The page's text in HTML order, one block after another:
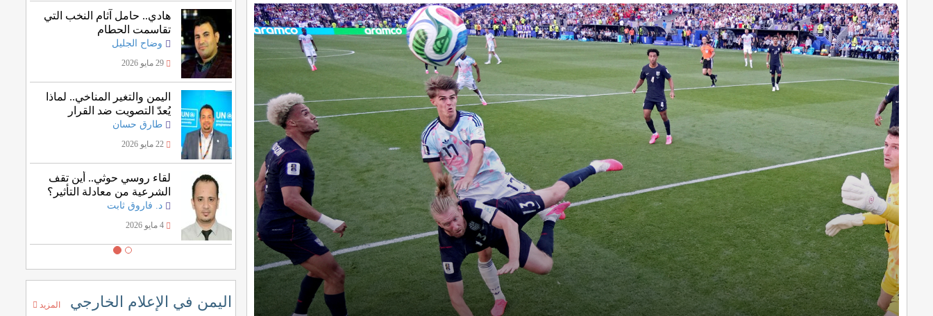
هادي.. حامل آثام النخب التي
تقاسمت الحطام
وضاح الجليل
29 مايو 2026
اليمن والتغير المناخي.. لماذا
يُعدّ التصويت ضد القرار
الأممي خسارة للمصلحة
اليمنية؟
طارق حسان
22 مايو 2026
لقاء روسي حوثي.. أين تقف
الشرعية من معادلة التأثير؟
د. فاروق ثابت
4 مايو 2026
اليمن في الإعلام الخارجي المزيد